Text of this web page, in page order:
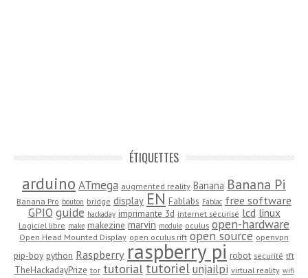
ÉTIQUETTES
arduino ATmega augmented reality Banana Banana Pi
Banana Pro bouton bridge display EN Fablabs Fablac free software
GPIO guide hackaday imprimante 3d internet sécurisé lcd linux
Logiciel libre make makezine marvin module oculus open-hardware
Open Head Mounted Display open oculus rift open source openvpn
pip-boy python Raspberry raspberry pi robot securité tft
TheHackadayPrize tor tutorial tutoriel unjailpi virtual reality wifi